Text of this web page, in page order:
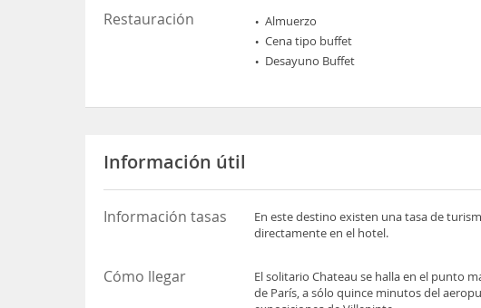
Restauración Almuerzo
Cena tipo buffet
Desayuno Buffet
Información útil
Información tasas
En este destino existen una tasa de
directamente en el hotel.
Cómo llegar
El solitario Chateau se halla en el punto
de París, a sólo quince minutos del